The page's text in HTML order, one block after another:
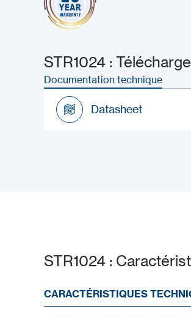
STR1024 :
Documentation technique
Datasheet
STR1024 :
CARACTÉRISTIQUES